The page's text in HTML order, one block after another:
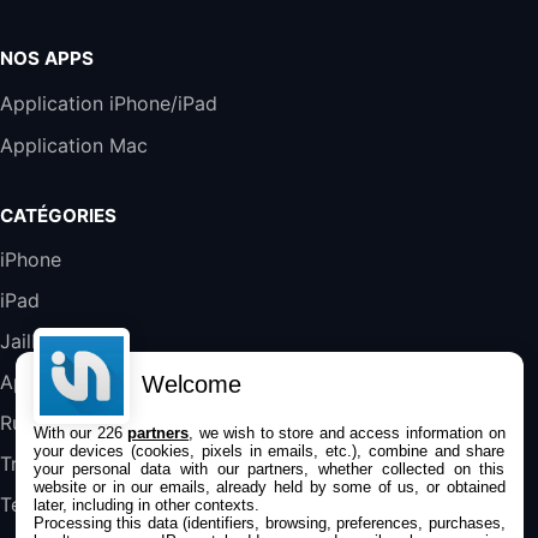
Galaxy S25 FE 6,7\" 5G Nano SIM 128 Go
Blanc
45,98€
NOS APPS
Application iPhone/iPad
Application Mac
CATÉGORIES
iPhone
iPad
Jailbreak
Applications
Rumeurs
Trucs & astuces
Tests
Welcome
With our 226partners , we wish to store and access information on
your devices (cookies, pixels in emails, etc.), combine and share
your personal data with our partners, whether collected on this
website or in our emails, already held by some of us, or obtained
later, including in other contexts.
Processing this data (identifiers, browsing, preferences, purchases,